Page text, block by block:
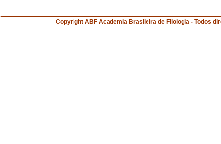
Copyright ABF Academia Brasileira de